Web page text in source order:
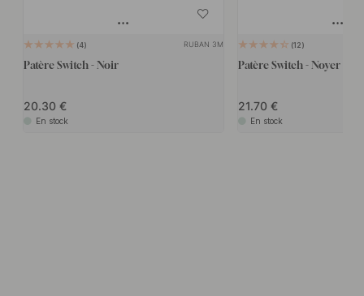
4 RUBAN 3M
Patère Switch - Noir
20.30
En stock
12
Patère Switch - Noyer
21.70
En stock